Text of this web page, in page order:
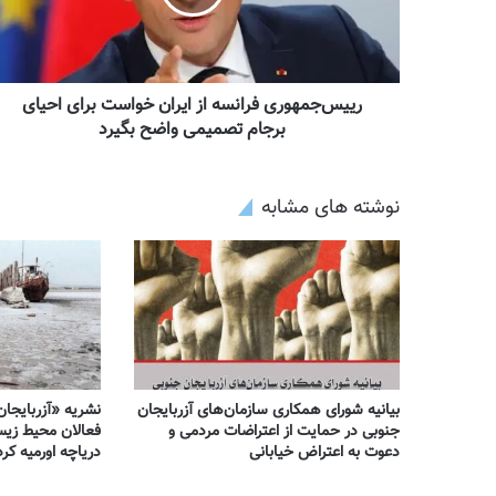
رییس‌جمهوری فرانسه از ایران خواست برای احیای
برجام تصمیمی واضح بگیرد
نوشته های مشابه
بیانیه شورای همکاری سازمان‌های آزربایجان
جنوبی در حمایت از اعتراضات مردمی و
دعوت به اعتراض خیابانی
نشریه
فعالان محیط
دریاچه اورمیه